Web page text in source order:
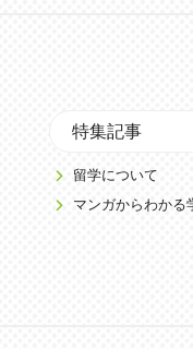
特集記事
留学について
マンガからわかる